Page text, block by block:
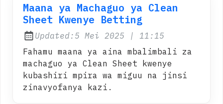
Maana ya Machaguo ya Clean
Sheet Kwenye Betting
Updated: 5 Mei 2025 | at
11:15
Fahamu maana ya aina mbalimbali za
machaguo ya Clean Sheet kwenye
kubashiri mpira wa miguu na jinsi
zinavyofanya kazi.